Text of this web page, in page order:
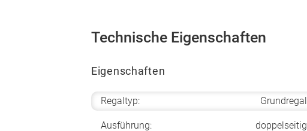
Technische Eigenschaften
Eigenschaften
Regaltyp: Grundregal
Ausführung: doppelseitig